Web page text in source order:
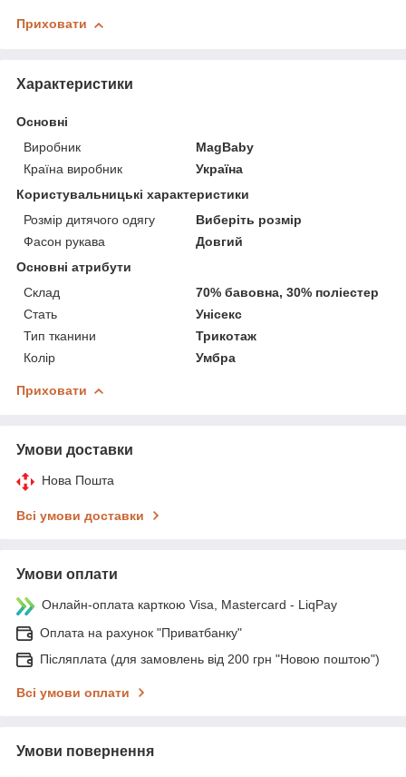
Приховати
Характеристики
Основні
Виробник
MagBaby
Країна виробник
Україна
Користувальницькі характеристики
Розмір дитячого одягу
Виберіть розмір
Фасон рукава
Довгий
Основні атрибути
Склад
70% бавовна, 30% поліестер
Стать
Унісекс
Тип тканини
Трикотаж
Колір
Умбра
Приховати
Умови доставки
Нова Пошта
Всі умови доставки
Умови оплати
Онлайн-оплата карткою Visa, Mastercard - LiqPay
Оплата на рахунок "Приватбанку"
Післяплата (для замовлень від 200 грн "Новою поштою")
Всі умови оплати
Умови повернення